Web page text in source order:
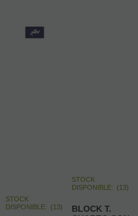
STOCK
DISPONIBLE: (13)
STOCK
DISPONIBLE: (13)
BLOCK T.